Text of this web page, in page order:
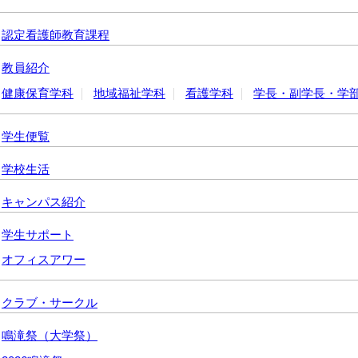
認定看護師教育課程
教員紹介
健康保育学科
地域福祉学科 看護学科 学長・副学長・学
学生便覧
学校生活
キャンパス紹介
学生サポート
オフィスアワー
クラブ・サークル
鳴滝祭（大学祭）